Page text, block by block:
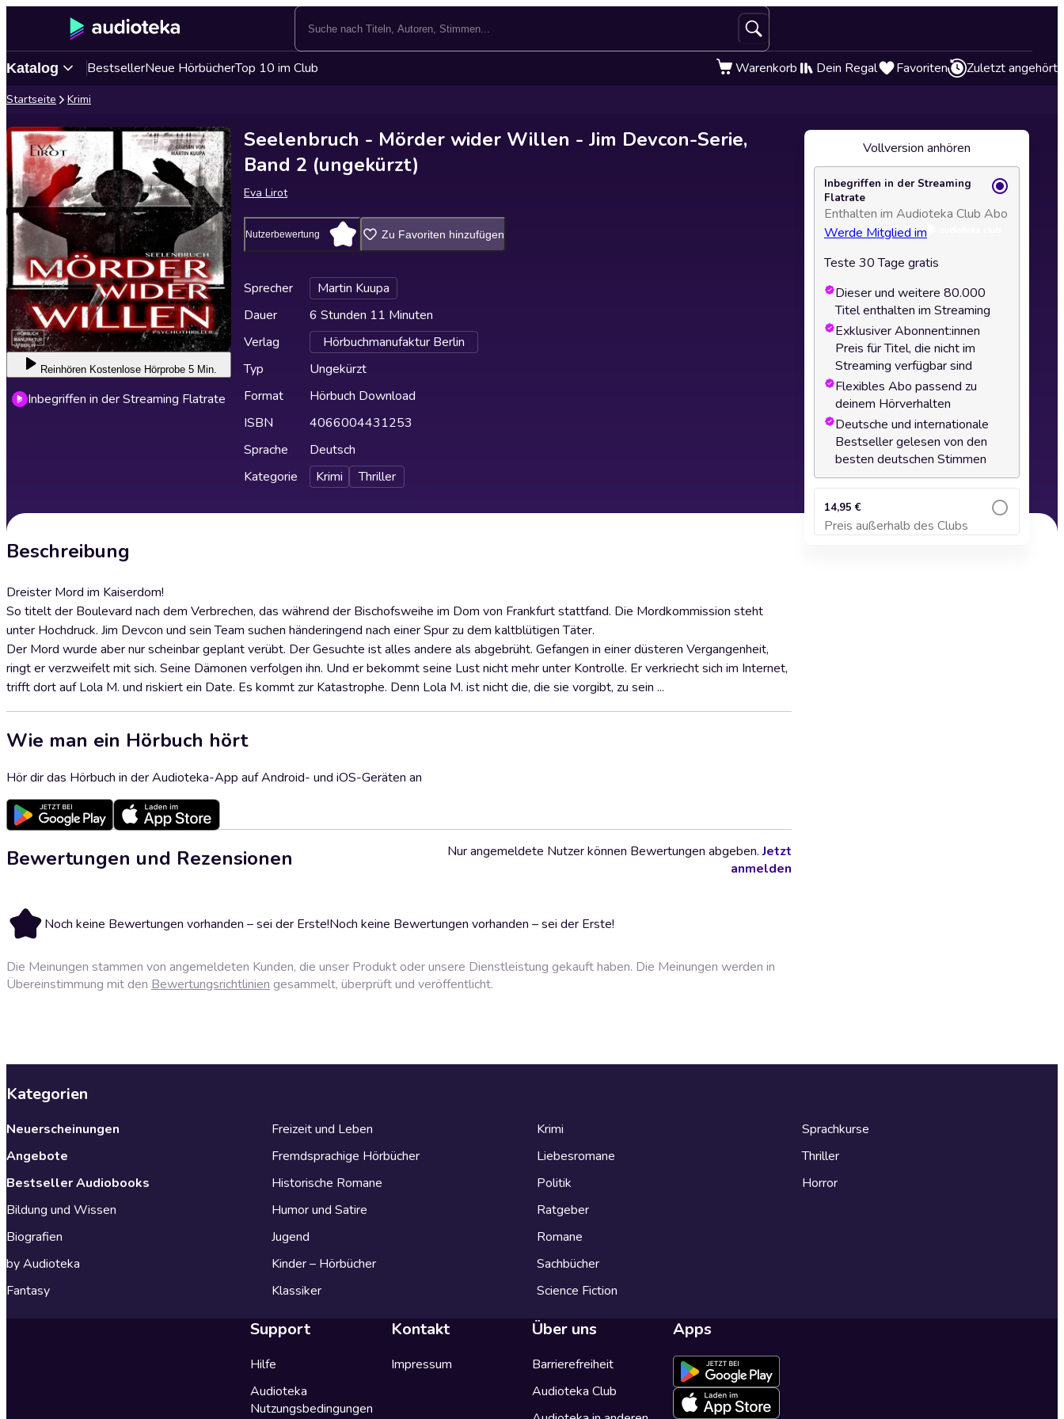
Katalog BestsellerNeue HörbücherTop 10 im Club Warenkorb Dein Regal Favoriten Zuletzt angehört
Startseite Krimi
Reinhören Kostenlose Hörprobe 5 Min.
Inbegriffen in der Streaming Flatrate
Seelenbruch - Mörder wider Willen - Jim Devcon-Serie,
Band 2 (ungekürzt)
Eva Lirot
Nutzerbewertung Zu Favoriten hinzufügen
Sprecher
Martin Kuupa
Dauer
6 Stunden 11 Minuten
Verlag
Hörbuchmanufaktur Berlin
Typ
Ungekürzt
Format
Hörbuch Download
ISBN
4066004431253
Sprache
Deutsch
Kategorie
Krimi Thriller
Beschreibung
Dreister Mord im Kaiserdom!
So titelt der Boulevard nach dem Verbrechen, das während der Bischofsweihe im Dom von Frankfurt stattfand. Die Mordkommission steht
unter Hochdruck. Jim Devcon und sein Team suchen händeringend nach einer Spur zu dem kaltblütigen Täter.
Der Mord wurde aber nur scheinbar geplant verübt. Der Gesuchte ist alles andere als abgebrüht. Gefangen in einer düsteren Vergangenheit,
ringt er verzweifelt mit sich. Seine Dämonen verfolgen ihn. Und er bekommt seine Lust nicht mehr unter Kontrolle. Er verkriecht sich im Internet,
trifft dort auf Lola M. und riskiert ein Date. Es kommt zur Katastrophe. Denn Lola M. ist nicht die, die sie vorgibt, zu sein ...
Wie man ein Hörbuch hört
Hör dir das Hörbuch in der Audioteka-App auf Android- und iOS-Geräten an
Bewertungen und Rezensionen
Noch keine Bewertungen vorhanden – sei der Erste!Noch keine Bewertungen vorhanden – sei der Erste!
Nur angemeldete Nutzer können Bewertungen abgeben.Jetzt
anmelden
Die Meinungen stammen von angemeldeten Kunden, die unser Produkt oder unsere Dienstleistung gekauft haben. Die Meinungen werden in
Übereinstimmung mit den Bewertungsrichtlinien gesammelt, überprüft und veröffentlicht.
Vollversion anhören
Inbegriffen in der Streaming
Flatrate
Enthalten im Audioteka Club Abo
Werde Mitglied im
Teste 30 Tage gratis
Dieser und weitere 80.000
Titel enthalten im Streaming
Exklusiver Abonnent:innen
Preis für Titel, die nicht im
Streaming verfügbar sind
Flexibles Abo passend zu
deinem Hörverhalten
Deutsche und internationale
Bestseller gelesen von den
besten deutschen Stimmen
14,95 €
Preis außerhalb des Clubs
Zum Warenkorb hinzufügen
Kategorien
Neuerscheinungen
Angebote
Bestseller Audiobooks
Bildung und Wissen
Biografien
by Audioteka
Fantasy
Freizeit und Leben
Fremdsprachige Hörbücher
Historische Romane
Humor und Satire
Jugend
Kinder – Hörbücher
Klassiker
Krimi
Liebesromane
Politik
Ratgeber
Romane
Sachbücher
Science Fiction
Sprachkurse
Thriller
Horror
Support
Hilfe
Audioteka
Nutzungsbedingungen
Kontakt
Impressum
Über uns
Barrierefreiheit
Audioteka Club
Apps